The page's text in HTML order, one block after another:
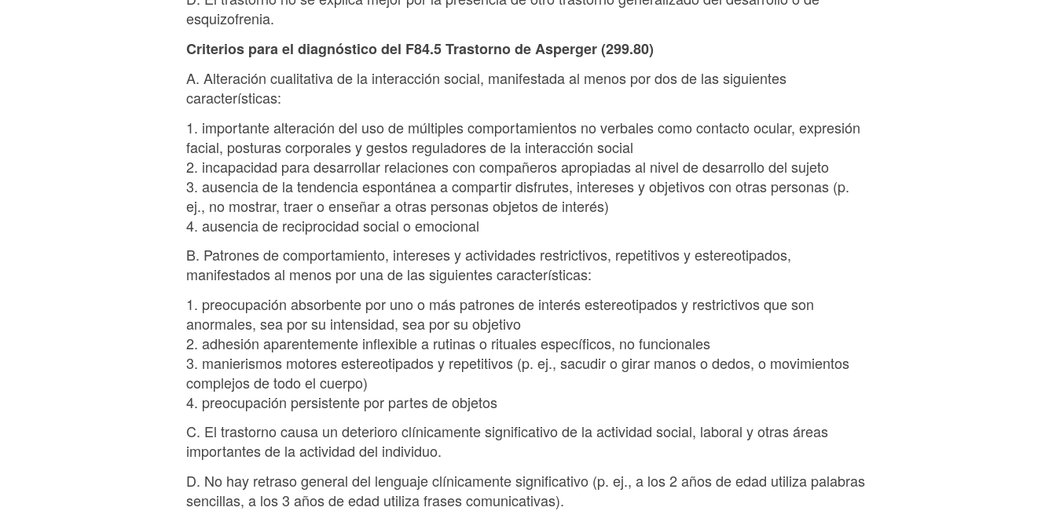
esquizofrenia.
Criterios para el diagnóstico del F84.5 Trastorno de Asperger (299.80)
A. Alteración cualitativa de la interacción social, manifestada al menos por dos de las siguientes
características:
1. importante alteración del uso de múltiples comportamientos no verbales como contacto ocular, expresión
facial, posturas corporales y gestos reguladores de la interacción social
2. incapacidad para desarrollar relaciones con compañeros apropiadas al nivel de desarrollo del sujeto
3. ausencia de la tendencia espontánea a compartir disfrutes, intereses y objetivos con otras personas (p.
ej., no mostrar, traer o enseñar a otras personas objetos de interés)
4. ausencia de reciprocidad social o emocional
B. Patrones de comportamiento, intereses y actividades restrictivos, repetitivos y estereotipados,
manifestados al menos por una de las siguientes características:
1. preocupación absorbente por uno o más patrones de interés estereotipados y restrictivos que son
anormales, sea por su intensidad, sea por su objetivo
2. adhesión aparentemente inflexible a rutinas o rituales específicos, no funcionales
3. manierismos motores estereotipados y repetitivos (p. ej., sacudir o girar manos o dedos, o movimientos
complejos de todo el cuerpo)
4. preocupación persistente por partes de objetos
C. El trastorno causa un deterioro clínicamente significativo de la actividad social, laboral y otras áreas
importantes de la actividad del individuo.
D. No hay retraso general del lenguaje clínicamente significativo (p. ej., a los 2 años de edad utiliza palabras
sencillas, a los 3 años de edad utiliza frases comunicativas).